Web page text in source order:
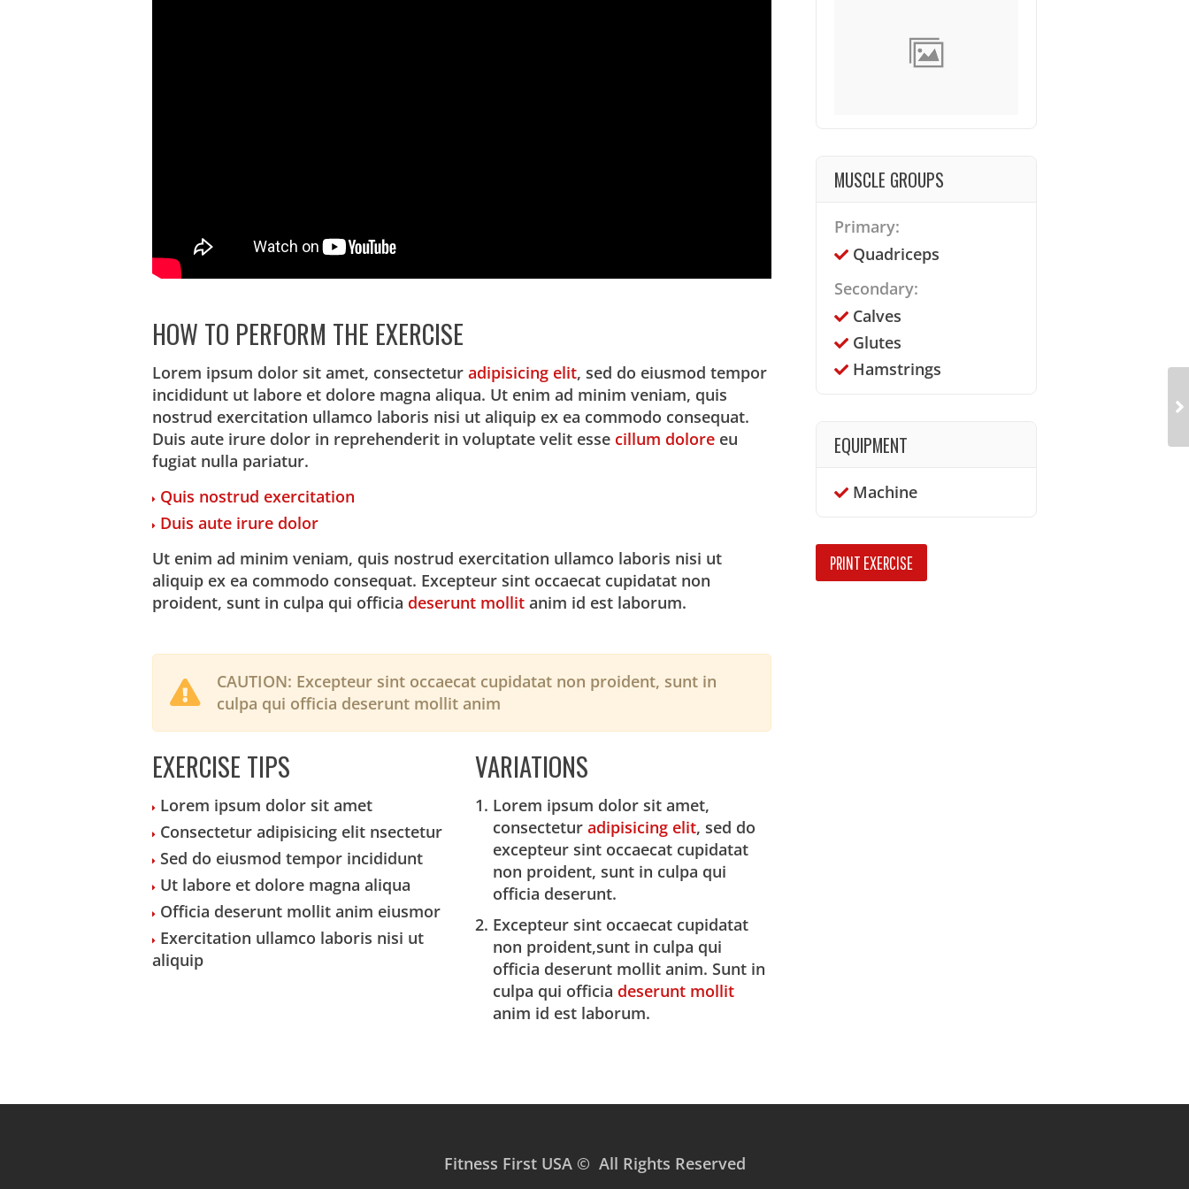
HOW TO PERFORM THE EXERCISE
Lorem ipsum dolor sit amet, consectetur adipisicing elit, sed do eiusmod tempor
incididunt ut labore et dolore magna aliqua. Ut enim ad minim veniam, quis
nostrud exercitation ullamco laboris nisi ut aliquip ex ea commodo consequat.
Duis aute irure dolor in reprehenderit in voluptate velit esse cillum dolore eu
fugiat nulla pariatur.
Quis nostrud exercitation
Duis aute irure dolor
Ut enim ad minim veniam, quis nostrud exercitation ullamco laboris nisi ut
aliquip ex ea commodo consequat. Excepteur sint occaecat cupidatat non
proident, sunt in culpa qui officia deserunt mollit anim id est laborum.
CAUTION: Excepteur sint occaecat cupidatat non proident, sunt in
culpa qui officia deserunt mollit anim
EXERCISE TIPS
Lorem ipsum dolor sit amet
Consectetur adipisicing elit nsectetur
Sed do eiusmod tempor incididunt
Ut labore et dolore magna aliqua
Officia deserunt mollit anim eiusmor
Exercitation ullamco laboris nisi ut
aliquip
VARIATIONS
Lorem ipsum dolor sit amet,
consectetur adipisicing elit, sed do
excepteur sint occaecat cupidatat
non proident, sunt in culpa qui
officia deserunt.
Excepteur sint occaecat cupidatat
non proident,sunt in culpa qui
officia deserunt mollit anim. Sunt in
culpa qui officia deserunt mollit
anim id est laborum.
MUSCLE GROUPS
Primary:
Quadriceps
Secondary:
Calves
Glutes
Hamstrings
EQUIPMENT
Machine
PRINT EXERCISE
Fitness First USA © All Rights Reserved